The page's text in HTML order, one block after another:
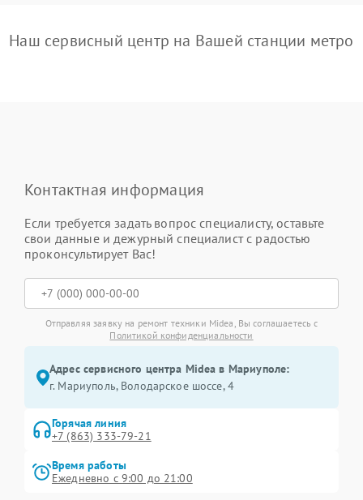
Наш сервисный центр на Вашей станции метро
Контактная информация
Если требуется задать вопрос специалисту, оставьте
свои данные и дежурный специалист с радостью
проконсультирует Вас!
Отправляя заявку на ремонт техники Midea, Вы соглашаетесь с
Политикой конфиденциальности
Адрес сервисного центра Midea в Мариуполе:
г. Мариуполь, Володарское шоссе, 4
Горячая линия
+7 (863) 333-79-21
Время работы
Ежедневно с 9:00 до 21:00